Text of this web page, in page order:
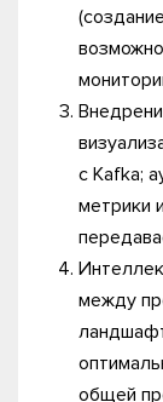
с Kafka;
метрики
между
общей